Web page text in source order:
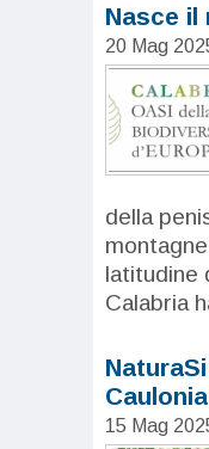
Nasce il
20 Mag
della
latitudine
Calabria
15 Mag